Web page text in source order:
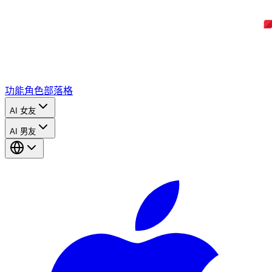
功能角色部落格
AI 女友
AI 男友